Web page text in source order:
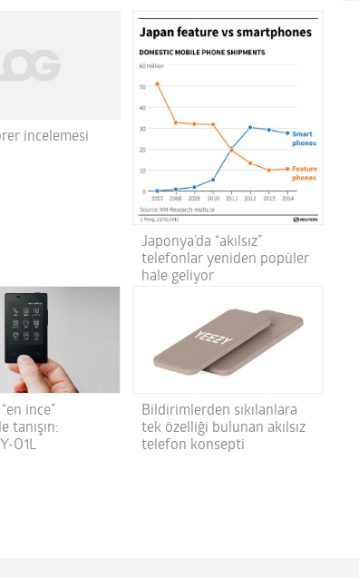
incelemesi
Japonya’da “akılsız”
telefonlar yeniden popüler
hale geliyor
ince”
tanışın:
O1L
Bildirimlerden sıkılanlara
tek özelliği bulunan akılsız
telefon konsepti